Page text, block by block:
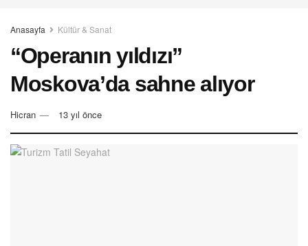
Anasayfa Kültür & Sanat
“Operanın yıldızı”
Moskova’da sahne alıyor
Hicran 13 yıl önce